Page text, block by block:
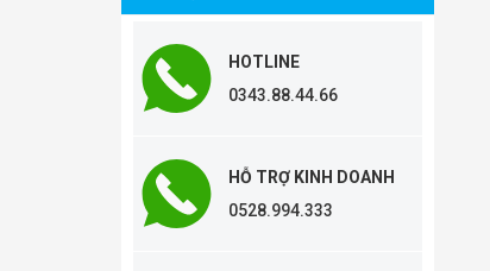
HOTLINE
0343.88.44.66
HỖ TRỢ KINH DOANH
0528.994.333